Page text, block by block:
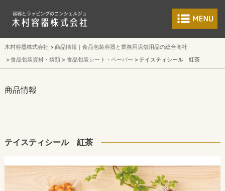
食品包装容器と
木村容器株式会社
商品情報｜食品包装容器と業務用店舗用品の総合商社
食品包装資材・袋類
食品包装シート・ペーパー テイスティシール 紅茶
商品情報
テイスティシール 紅茶